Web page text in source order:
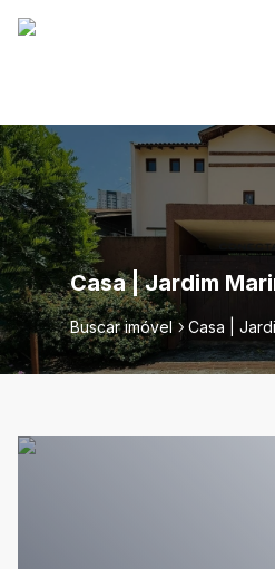
Casa | Jardim
Buscar imóvel Casa |